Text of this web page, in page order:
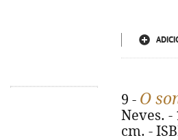
9 - O
Neves. -
cm. -